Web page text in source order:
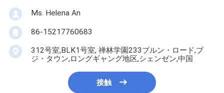
Ms. Helena An
86-15217760683
312号室,BLK1号室, 禅林学園233ブルン・ロード,ブ
ジ・タウン,ロングギャング地区,シェンゼン,中国
接触